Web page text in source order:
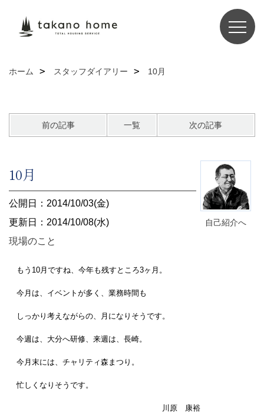
ホーム スタッフダイアリー 10月
前の記事 一覧 次の記事
自己紹介へ
10月
公開日：2014/10/03(金)
更新日：2014/10/08(水)
現場のこと
もう10月ですね、今年も残すところ3ヶ月。
今月は、イベントが多く、業務時間も
しっかり考えながらの、月になりそうです。
今週は、大分へ研修、来週は、長崎。
今月末には、チャリティ森まつり。
忙しくなりそうです。
川原 康裕